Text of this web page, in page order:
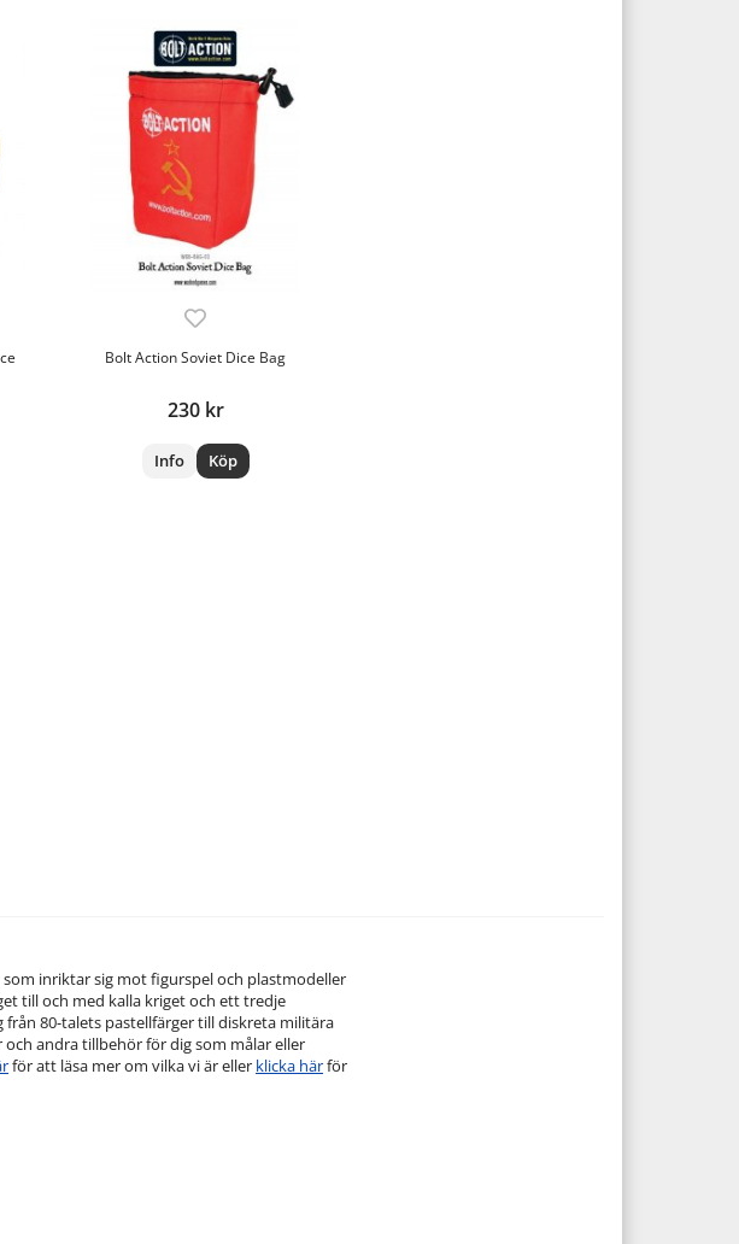
Bolt Action Soviet Dice Bag
230 kr
Info Köp
inriktar sig mot figurspel och plastmodeller
till och med kalla kriget och ett tredje
från 80-talets pastellfärger till diskreta militära
andra tillbehör för dig som målar eller
för att läsa mer om vilka vi är eller klicka härför